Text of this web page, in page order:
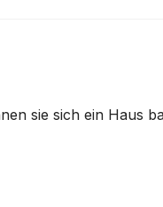
sie sich ein Haus